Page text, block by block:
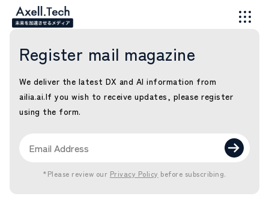
Register mail magazine
We deliver the latest DX and AI information from
ailia.ai.If you wish to receive updates, please register
using the form.
*Please review our Privacy Policy before subscribing.